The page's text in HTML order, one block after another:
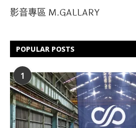
影音專區 M.GALLARY
POPULAR POSTS
1